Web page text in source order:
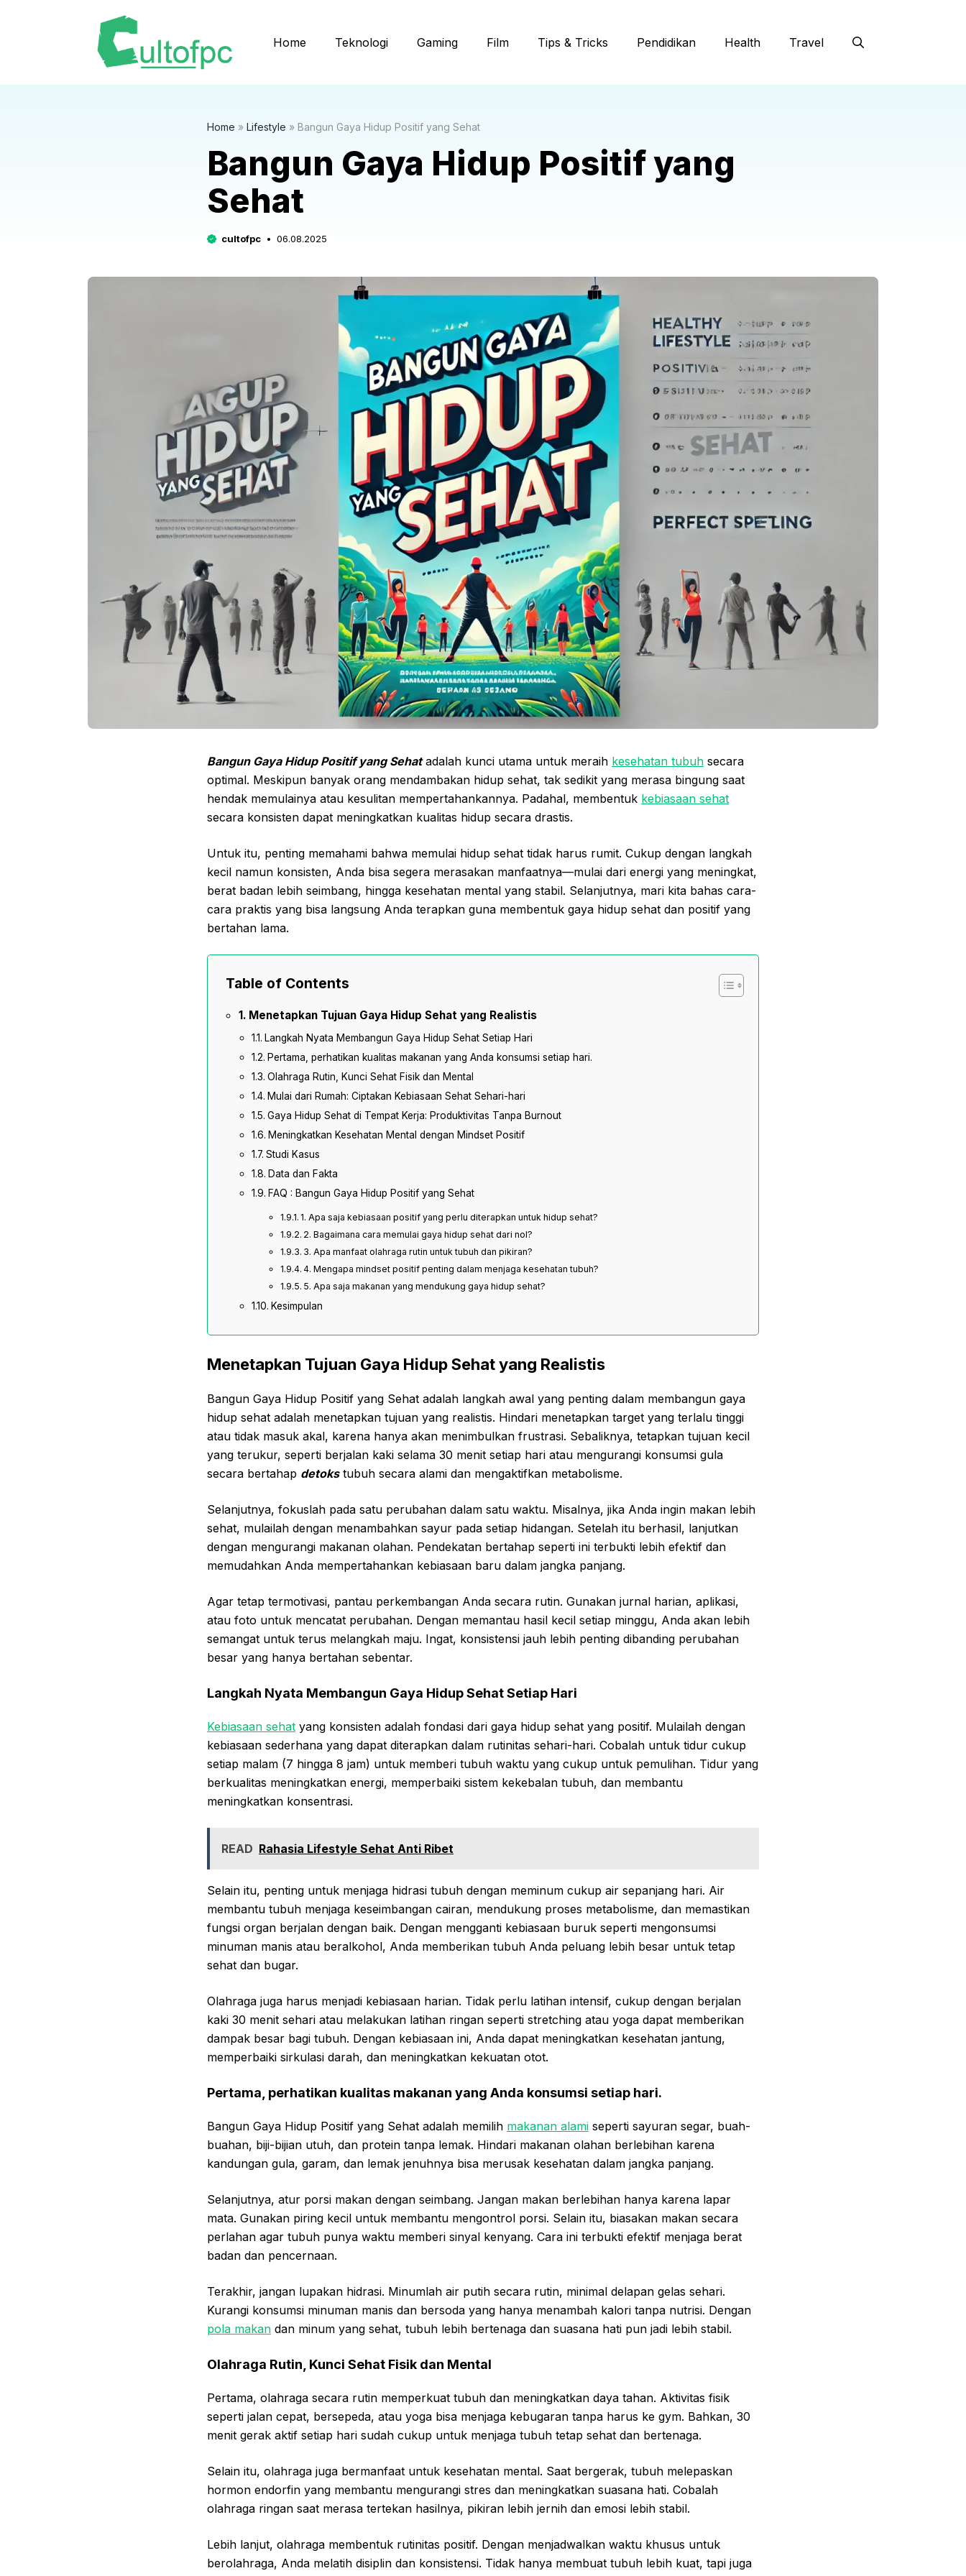
Home Teknologi Gaming Film Tips & Tricks Pendidikan Health Travel
Home » Lifestyle » Bangun Gaya Hidup Positif yang Sehat
Bangun Gaya Hidup Positif yang
Sehat
cultofpc 06.08.2025
Bangun Gaya Hidup Positif yang Sehatadalah kunci utama untuk meraih kesehatan tubuh secara
optimal. Meskipun banyak orang mendambakan hidup sehat, tak sedikit yang merasa bingung saat
hendak memulainya atau kesulitan mempertahankannya. Padahal, membentuk kebiasaan sehat
secara konsisten dapat meningkatkan kualitas hidup secara drastis.
Untuk itu, penting memahami bahwa memulai hidup sehat tidak harus rumit. Cukup dengan langkah
kecil namun konsisten, Anda bisa segera merasakan manfaatnya—mulai dari energi yang meningkat,
berat badan lebih seimbang, hingga kesehatan mental yang stabil. Selanjutnya, mari kita bahas cara-
cara praktis yang bisa langsung Anda terapkan guna membentuk gaya hidup sehat dan positif yang
bertahan lama.
Table of Contents
Menetapkan Tujuan Gaya Hidup Sehat yang Realistis
Langkah Nyata Membangun Gaya Hidup Sehat Setiap Hari
Pertama, perhatikan kualitas makanan yang Anda konsumsi setiap hari.
Olahraga Rutin, Kunci Sehat Fisik dan Mental
Mulai dari Rumah: Ciptakan Kebiasaan Sehat Sehari-hari
Gaya Hidup Sehat di Tempat Kerja: Produktivitas Tanpa Burnout
Meningkatkan Kesehatan Mental dengan Mindset Positif
Studi Kasus
Data dan Fakta
FAQ : Bangun Gaya Hidup Positif yang Sehat
1. Apa saja kebiasaan positif yang perlu diterapkan untuk hidup sehat?
2. Bagaimana cara memulai gaya hidup sehat dari nol?
3. Apa manfaat olahraga rutin untuk tubuh dan pikiran?
4. Mengapa mindset positif penting dalam menjaga kesehatan tubuh?
5. Apa saja makanan yang mendukung gaya hidup sehat?
Kesimpulan
Menetapkan Tujuan Gaya Hidup Sehat yang Realistis
Bangun Gaya Hidup Positif yang Sehat adalah langkah awal yang penting dalam membangun gaya
hidup sehat adalah menetapkan tujuan yang realistis. Hindari menetapkan target yang terlalu tinggi
atau tidak masuk akal, karena hanya akan menimbulkan frustrasi. Sebaliknya, tetapkan tujuan kecil
yang terukur, seperti berjalan kaki selama 30 menit setiap hari atau mengurangi konsumsi gula
secara bertahap detokstubuh secara alami dan mengaktifkan metabolisme.
Selanjutnya, fokuslah pada satu perubahan dalam satu waktu. Misalnya, jika Anda ingin makan lebih
sehat, mulailah dengan menambahkan sayur pada setiap hidangan. Setelah itu berhasil, lanjutkan
dengan mengurangi makanan olahan. Pendekatan bertahap seperti ini terbukti lebih efektif dan
memudahkan Anda mempertahankan kebiasaan baru dalam jangka panjang.
Agar tetap termotivasi, pantau perkembangan Anda secara rutin. Gunakan jurnal harian, aplikasi,
atau foto untuk mencatat perubahan. Dengan memantau hasil kecil setiap minggu, Anda akan lebih
semangat untuk terus melangkah maju. Ingat, konsistensi jauh lebih penting dibanding perubahan
besar yang hanya bertahan sebentar.
Langkah Nyata Membangun Gaya Hidup Sehat Setiap Hari
Kebiasaan sehat yang konsisten adalah fondasi dari gaya hidup sehat yang positif. Mulailah dengan
kebiasaan sederhana yang dapat diterapkan dalam rutinitas sehari-hari. Cobalah untuk tidur cukup
setiap malam (7 hingga 8 jam) untuk memberi tubuh waktu yang cukup untuk pemulihan. Tidur yang
berkualitas meningkatkan energi, memperbaiki sistem kekebalan tubuh, dan membantu
meningkatkan konsentrasi.
READ Rahasia Lifestyle Sehat Anti Ribet
Selain itu, penting untuk menjaga hidrasi tubuh dengan meminum cukup air sepanjang hari. Air
membantu tubuh menjaga keseimbangan cairan, mendukung proses metabolisme, dan memastikan
fungsi organ berjalan dengan baik. Dengan mengganti kebiasaan buruk seperti mengonsumsi
minuman manis atau beralkohol, Anda memberikan tubuh Anda peluang lebih besar untuk tetap
sehat dan bugar.
Olahraga juga harus menjadi kebiasaan harian. Tidak perlu latihan intensif, cukup dengan berjalan
kaki 30 menit sehari atau melakukan latihan ringan seperti stretching atau yoga dapat memberikan
dampak besar bagi tubuh. Dengan kebiasaan ini, Anda dapat meningkatkan kesehatan jantung,
memperbaiki sirkulasi darah, dan meningkatkan kekuatan otot.
Pertama, perhatikan kualitas makanan yang Anda konsumsi setiap hari.
Bangun Gaya Hidup Positif yang Sehat adalah memilih makanan alami seperti sayuran segar, buah-
buahan, biji-bijian utuh, dan protein tanpa lemak. Hindari makanan olahan berlebihan karena
kandungan gula, garam, dan lemak jenuhnya bisa merusak kesehatan dalam jangka panjang.
Selanjutnya, atur porsi makan dengan seimbang. Jangan makan berlebihan hanya karena lapar
mata. Gunakan piring kecil untuk membantu mengontrol porsi. Selain itu, biasakan makan secara
perlahan agar tubuh punya waktu memberi sinyal kenyang. Cara ini terbukti efektif menjaga berat
badan dan pencernaan.
Terakhir, jangan lupakan hidrasi. Minumlah air putih secara rutin, minimal delapan gelas sehari.
Kurangi konsumsi minuman manis dan bersoda yang hanya menambah kalori tanpa nutrisi. Dengan
pola makan dan minum yang sehat, tubuh lebih bertenaga dan suasana hati pun jadi lebih stabil.
Olahraga Rutin, Kunci Sehat Fisik dan Mental
Pertama, olahraga secara rutin memperkuat tubuh dan meningkatkan daya tahan. Aktivitas fisik
seperti jalan cepat, bersepeda, atau yoga bisa menjaga kebugaran tanpa harus ke gym. Bahkan, 30
menit gerak aktif setiap hari sudah cukup untuk menjaga tubuh tetap sehat dan bertenaga.
Selain itu, olahraga juga bermanfaat untuk kesehatan mental. Saat bergerak, tubuh melepaskan
hormon endorfin yang membantu mengurangi stres dan meningkatkan suasana hati. Cobalah
olahraga ringan saat merasa tertekan hasilnya, pikiran lebih jernih dan emosi lebih stabil.
Lebih lanjut, olahraga membentuk rutinitas positif. Dengan menjadwalkan waktu khusus untuk
berolahraga, Anda melatih disiplin dan konsistensi. Tidak hanya membuat tubuh lebih kuat, tapi juga